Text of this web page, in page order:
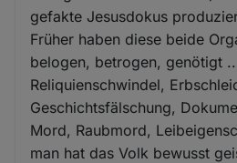
gefakte Jesusdokus
Früher haben diese beide
belogen, betrogen, genötigt
Reliquienschwindel,
Geschichtsfälschung,
Mord, Raubmord,
man hat das Volk bewusst